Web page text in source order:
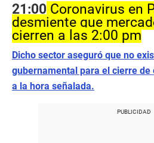
21:00 Coronavirus en
desmiente que
cierren a las 2:00 pm
Dicho sector aseguró que no
gubernamental para el cierre
a la hora señalada.